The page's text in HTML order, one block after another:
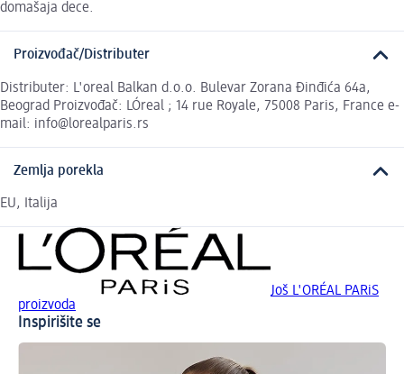
domašaja dece.
Proizvođač/Distributer
Distributer: L'oreal Balkan d.o.o. Bulevar Zorana Đinđića 64a,
Beograd Proizvođač: LÓreal ; 14 rue Royale, 75008 Paris, France e-
mail: info@lorealparis.rs
Zemlja porekla
EU, Italija
Još L'ORÉAL PARiS
proizvoda
Inspirišite se